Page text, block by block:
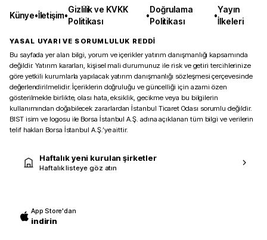
Künye•İletişim•
Gizlilik ve KVKK
Politikası
•
Doğrulama
Politikası
•
Yayın
İlkeleri
YASAL UYARI VE SORUMLULUK REDDİ
Bu sayfada yer alan bilgi, yorum ve içerikler yatırım danışmanlığı kapsamında
değildir. Yatırım kararları, kişisel mali durumunuz ile risk ve getiri tercihlerinize
göre yetkili kurumlarla yapılacak yatırım danışmanlığı sözleşmesi çerçevesinde
değerlendirilmelidir. İçeriklerin doğruluğu ve güncelliği için azami özen
gösterilmekle birlikte, olası hata, eksiklik, gecikme veya bu bilgilerin
kullanımından doğabilecek zararlardan İstanbul Ticaret Odası sorumlu değildir.
BIST isim ve logosu ile Borsa İstanbul A.Ş. adına açıklanan tüm bilgi ve verilerin
telif hakları Borsa İstanbul A.Ş.’ye aittir.
Haftalık yeni kurulan şirketler
Haftalık listeye göz atın
App Store'dan
indirin